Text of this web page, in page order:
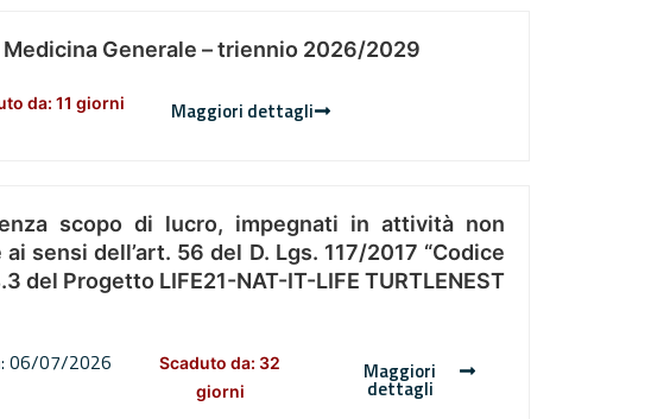
Generale – triennio 2026/2029
da: 11 giorni Maggiori dettagli
scopo di lucro, impegnati in attività non
sensi dell’art. 56 del D. Lgs. 117/2017 “Codice
Progetto LIFE21-NAT-IT-LIFE TURTLENEST
: 06/07/2026
Scaduto da: 32
giorni
Maggiori
dettagli